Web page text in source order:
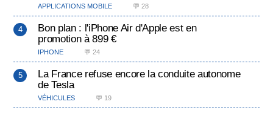
APPLICATIONS MOBILE 💬 28
Bon plan : l'iPhone Air d'Apple est en
promotion à 899 €
IPHONE 💬 24
La France refuse encore la conduite autonome
de Tesla
VÉHICULES 💬 19